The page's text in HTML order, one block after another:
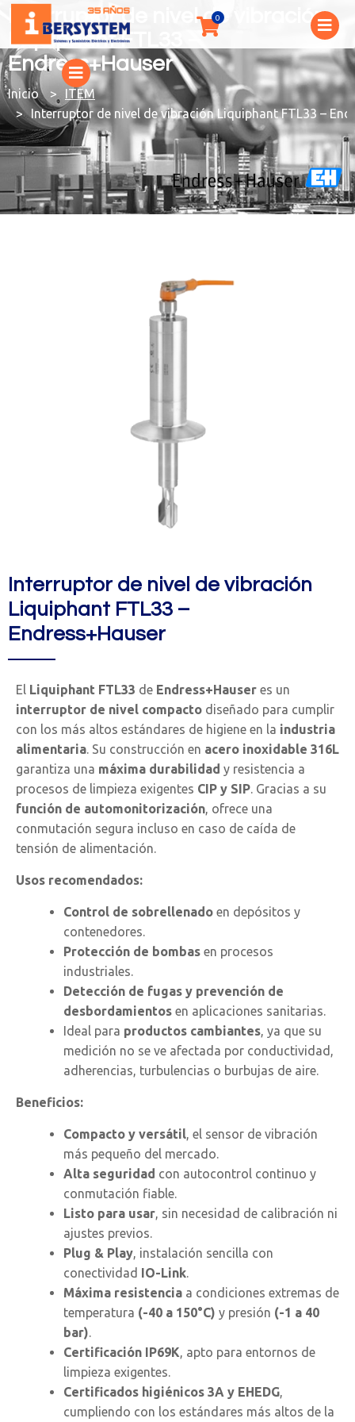
Interruptor de nivel de vibración
Liquiphant FTL33 –
Endress+Hauser
You are here:ITEM
Interruptor de nivel de vibración Liquiphant FTL33 –
Interruptor de nivel de vibración
Liquiphant FTL33 –
Endress+Hauser
El Liquiphant FTL33 de Endress+Hauser es un
interruptor de nivel compacto diseñado para cumplir
con los más altos estándares de higiene en la industria
alimentaria. Su construcción en acero inoxidable 316L
garantiza una máxima durabilidad y resistencia a
procesos de limpieza exigentes CIP y SIP. Gracias a su
función de automonitorización, ofrece una
conmutación segura incluso en caso de caída de
tensión de alimentación.
Usos recomendados:
Control de sobrellenado en depósitos y
contenedores.
Protección de bombas en procesos
industriales.
Detección de fugas y prevención de
desbordamientos en aplicaciones sanitarias.
Ideal para productos cambiantes, ya que su
medición no se ve afectada por conductividad,
adherencias, turbulencias o burbujas de aire.
Beneficios:
Compacto y versátil, el sensor de vibración
más pequeño del mercado.
Alta seguridad con autocontrol continuo y
conmutación fiable.
Listo para usar, sin necesidad de calibración ni
ajustes previos.
Plug & Play, instalación sencilla con
conectividad IO-Link.
Máxima resistencia a condiciones extremas de
temperatura (-40 a 150°C) y presión (-1 a 40
bar).
Certificación IP69K, apto para entornos de
limpieza exigentes.
Certificados higiénicos 3A y EHEDG,
cumpliendo con los estándares más altos de la